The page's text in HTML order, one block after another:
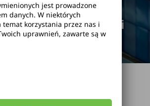
rezerwacji
jest prowadzone
danych. W niektórych
korzystania przez nas i
uprawnień, zawarte są w